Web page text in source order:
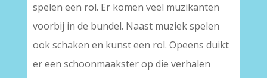
spelen een rol. Er komen veel muzikanten
voorbij in de bundel. Naast muziek spelen
ook schaken en kunst een rol. Opeens duikt
er een schoonmaakster op die verhalen